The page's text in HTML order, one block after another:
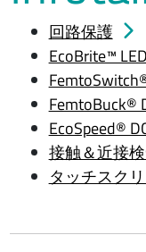
回路保護
EcoBrite™
FemtoBuck®
EcoSpeed®
接触＆近接
タッチスク